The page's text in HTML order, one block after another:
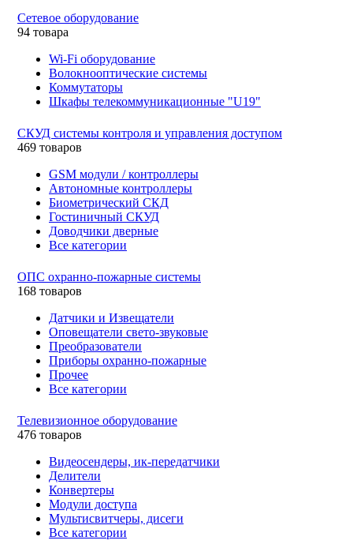
Сетевое оборудование
94 товара
Wi-Fi оборудование
Волокнооптические системы
Коммутаторы
Шкафы телекоммуникационные "U19"
СКУД системы контроля и управления доступом
469 товаров
GSM модули / контроллеры
Автономные контроллеры
Биометрический СКД
Гостиничный СКУД
Доводчики дверные
Все категории
ОПС охранно-пожарные системы
168 товаров
Датчики и Извещатели
Оповещатели свето-звуковые
Преобразователи
Приборы охранно-пожарные
Прочее
Все категории
Телевизионное оборудование
476 товаров
Видеосендеры, ик-передатчики
Делители
Конвертеры
Модули доступа
Мультисвитчеры, дисеги
Все категории